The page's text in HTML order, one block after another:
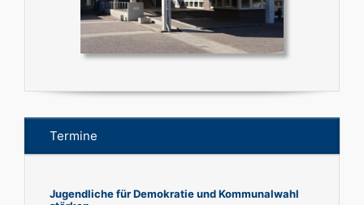
Termine
Jugendliche für Demokratie und Kommunalwahl